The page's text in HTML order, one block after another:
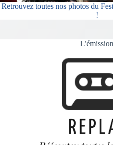
Retrouvez toutes nos photos du
!
L'émission